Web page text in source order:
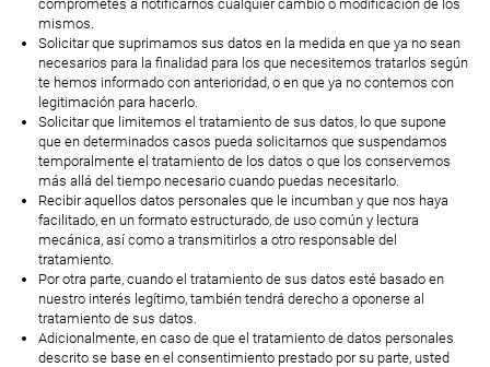
comprometes a notificarnos cualquier cambio o modificación de los
mismos.
Solicitar que suprimamos sus datos en la medida en que ya no sean
necesarios para la finalidad para los que necesitemos tratarlos según
te hemos informado con anterioridad, o en que ya no contemos con
legitimación para hacerlo.
Solicitar que limitemos el tratamiento de sus datos, lo que supone
que en determinados casos pueda solicitarnos que suspendamos
temporalmente el tratamiento de los datos o que los conservemos
más allá del tiempo necesario cuando puedas necesitarlo.
Recibir aquellos datos personales que le incumban y que nos haya
facilitado, en un formato estructurado, de uso común y lectura
mecánica, así como a transmitirlos a otro responsable del
tratamiento.
Por otra parte, cuando el tratamiento de sus datos esté basado en
nuestro interés legítimo, también tendrá derecho a oponerse al
tratamiento de sus datos.
Adicionalmente, en caso de que el tratamiento de datos personales
descrito se base en el consentimiento prestado por su parte, usted